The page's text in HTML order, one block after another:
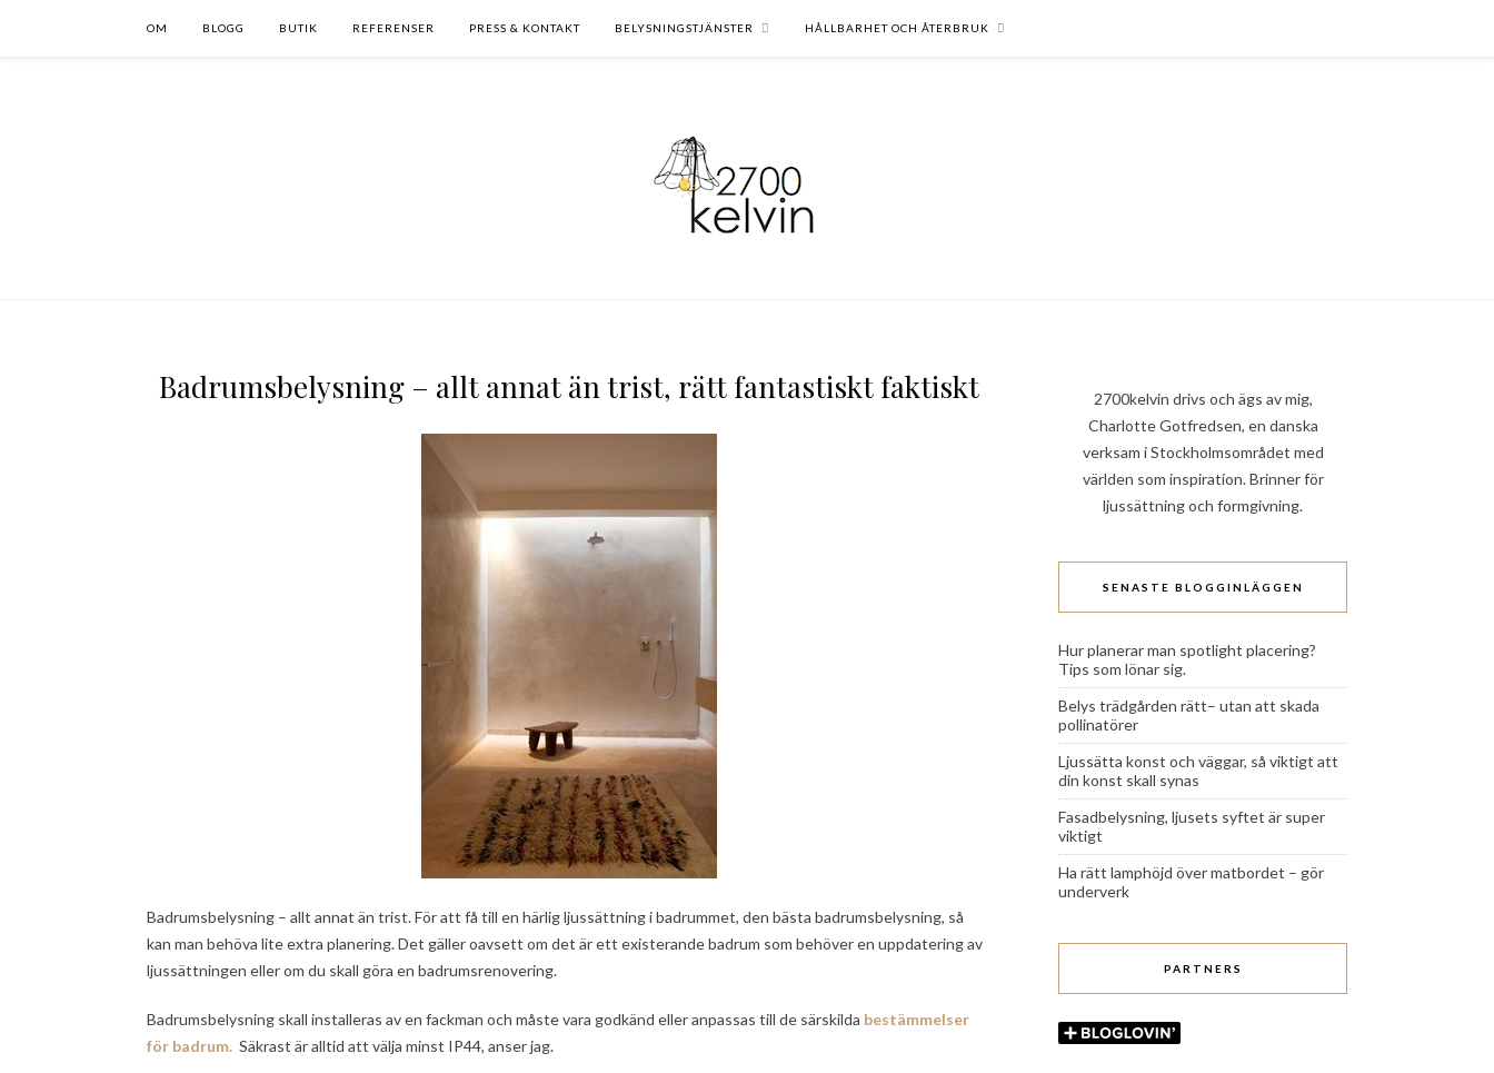
OM BLOGG BUTIK REFERENSER PRESS & KONTAKT BELYSNINGSTJÄNSTER HÅLLBARHET OCH ÅTERBRUK
Badrumsbelysning – allt annat än trist, rätt fantastiskt faktiskt
Badrumsbelysning – allt annat än trist. För att få till en härlig ljussättning i badrummet, den bästa badrumsbelysning, så
kan man behöva lite extra planering. Det gäller oavsett om det är ett existerande badrum som behöver en uppdatering av
ljussättningen eller om du skall göra en badrumsrenovering.
Badrumsbelysning skall installeras av en fackman och måste vara godkänd eller anpassas till de särskilda bestämmelser
för badrum. Säkrast är alltid att välja minst IP44, anser jag.
2700kelvin drivs och ägs av mig,
Charlotte Gotfredsen, en danska
verksam i Stockholmsområdet med
världen som inspiration. Brinner för
ljussättning och formgivning.
SENASTE BLOGGINLÄGGEN
Hur planerar man spotlight placering?
Tips som lönar sig.
Belys trädgården rätt– utan att skada
pollinatörer
Ljussätta konst och väggar, så viktigt att
din konst skall synas
Fasadbelysning, ljusets syftet är super
viktigt
Ha rätt lamphöjd över matbordet – gör
underverk
PARTNERS